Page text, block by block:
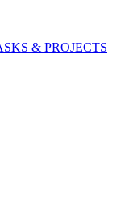
& PROJECTS